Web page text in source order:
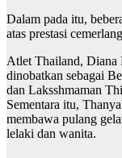
Dalam pada itu,
atas prestasi
Atlet Thailand, Diana
dinobatkan sebagai
dan Laksshmaman
Sementara itu,
membawa pulang
lelaki dan wanita.